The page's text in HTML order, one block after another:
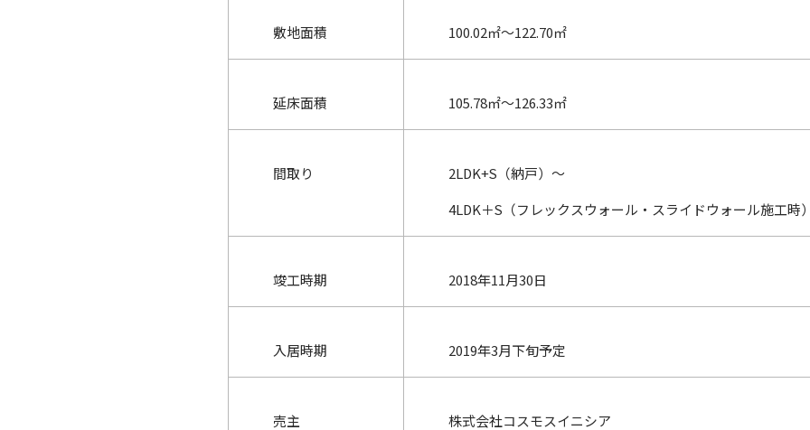
敷地面積 100.02㎡～122.70㎡
延床面積 105.78㎡～126.33㎡
間取り
2LDK+S（納戸）～
4LDK＋S（フレックスウォール・スライドウォール施工時
竣工時期 2018年11月30日
入居時期 2019年3月下旬予定
売主 株式会社コスモスイニシア